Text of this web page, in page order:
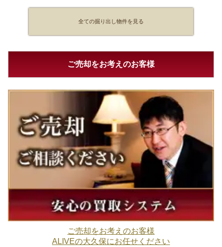
全ての掘り出し物件を見る
ご売却をお考えのお客様
ご売却をお考えのお客様
ALIVEの大久保にお任せください